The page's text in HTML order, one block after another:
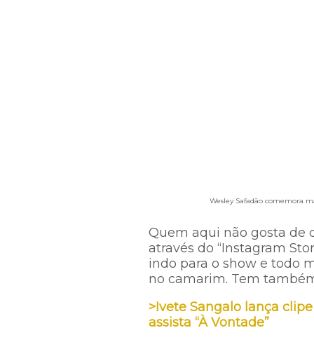
Wesley Safadão comemora
Quem aqui não gosta de
através do “Instagram
indo para o show e todo
no camarim. Tem
>Ivete Sangalo lança
assista “À Vontade”